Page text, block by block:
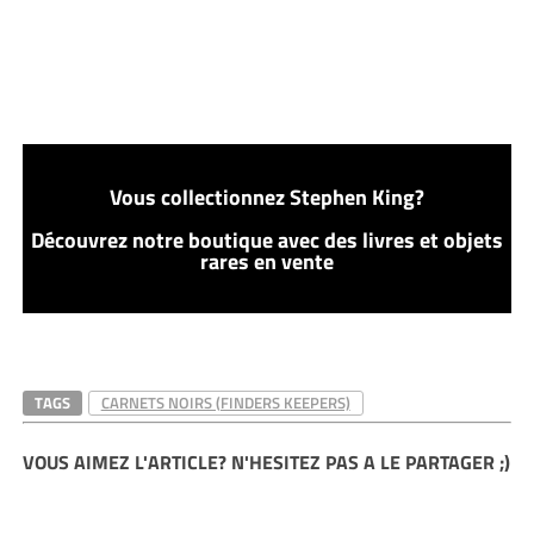
Vous collectionnez Stephen King?
Découvrez notre boutique avec des livres et objets
rares en vente
TAGS CARNETS NOIRS (FINDERS KEEPERS)
VOUS AIMEZ L'ARTICLE? N'HESITEZ PAS A LE PARTAGER ;)